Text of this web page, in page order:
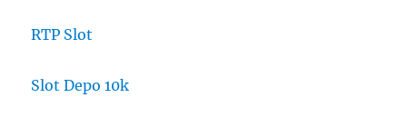
RTP Slot
Slot Depo 10k